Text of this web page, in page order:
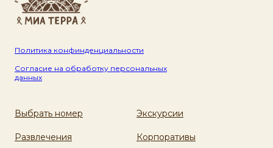
Политика конфинденциальности
Согласие на обработку персональных
данных
Выбрать номер
Развлечения
Экскурсии
Корпоративы